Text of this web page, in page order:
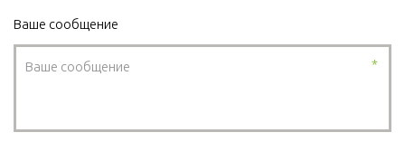
Ваше сообщение
*